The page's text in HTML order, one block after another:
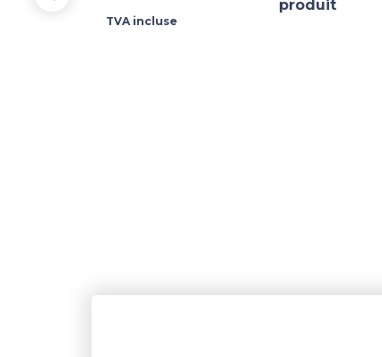
TVA incluse
produit